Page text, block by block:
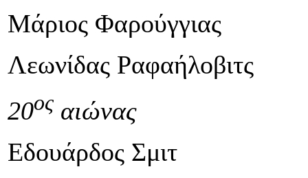
Μάριος Φαρούγγιας
Λεωνίδας Ραφαήλοβιτς
20ος αιώνας
Εδουάρδος Σμιτ